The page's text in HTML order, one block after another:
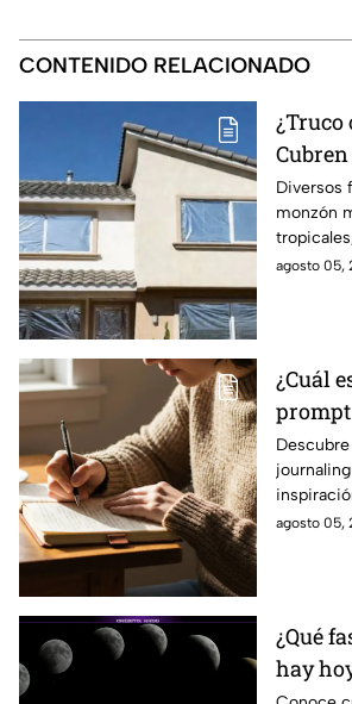
CONTENIDO RELACIONADO
¿Truco
con
esto
Diversos
monzón
las
agosto 05,
¿Cuál
prompt
agosto
este
en tu
5 de
agosto 05,
¿Qué
hay